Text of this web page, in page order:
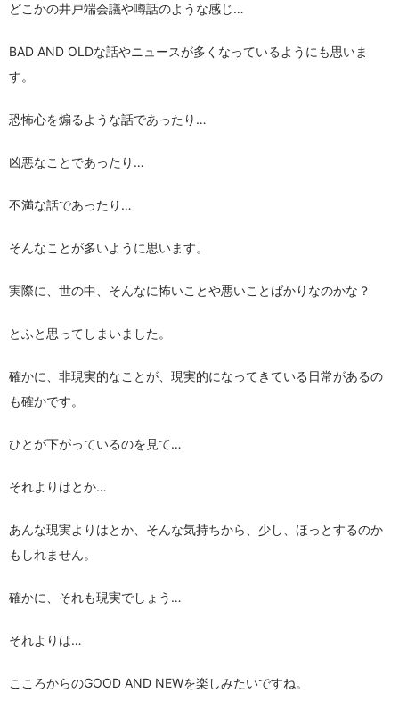
どこかの井戸端会議や噂話のような感じ…
BAD AND OLDな話やニュースが多くなっているようにも思いま
す。
恐怖心を煽るような話であったり…
凶悪なことであったり…
不満な話であったり…
そんなことが多いように思います。
実際に、世の中、そんなに怖いことや悪いことばかりなのかな？
とふと思ってしまいました。
確かに、非現実的なことが、現実的になってきている日常があるの
も確かです。
ひとが下がっているのを見て…
それよりはとか…
あんな現実よりはとか、そんな気持ちから、少し、ほっとするのか
もしれません。
確かに、それも現実でしょう…
それよりは…
こころからのGOOD AND NEWを楽しみたいですね。